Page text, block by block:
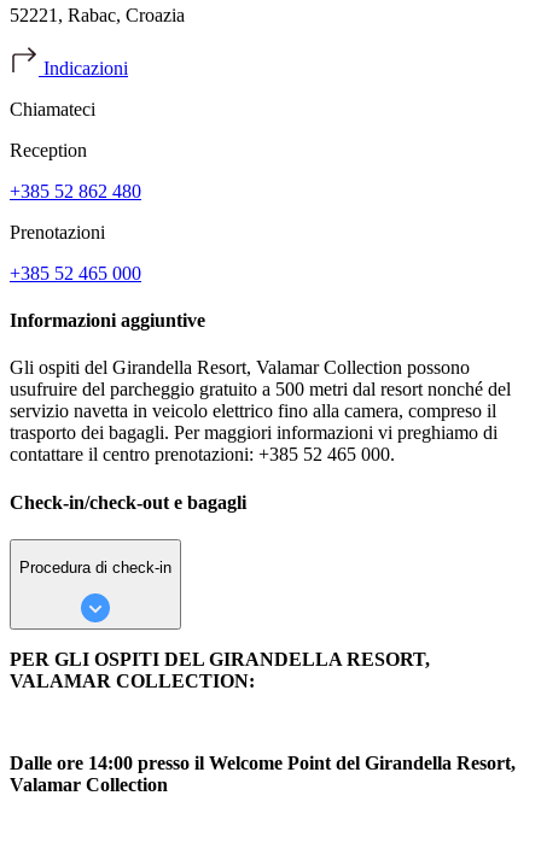
52221, Rabac, Croazia
Indicazioni
Chiamateci
Reception
+385 52 862 480
Prenotazioni
+385 52 465 000
Informazioni aggiuntive
Gli ospiti del Girandella Resort, Valamar Collection possono
usufruire del parcheggio gratuito a 500 metri dal resort nonché del
servizio navetta in veicolo elettrico fino alla camera, compreso il
trasporto dei bagagli. Per maggiori informazioni vi preghiamo di
contattare il centro prenotazioni: +385 52 465 000.
Check-in/check-out e bagagli
Procedura di check-in
PER GLI OSPITI DEL GIRANDELLA RESORT,
VALAMAR COLLECTION:
Dalle ore 14:00 presso il Welcome Point del Girandella Resort,
Valamar Collection